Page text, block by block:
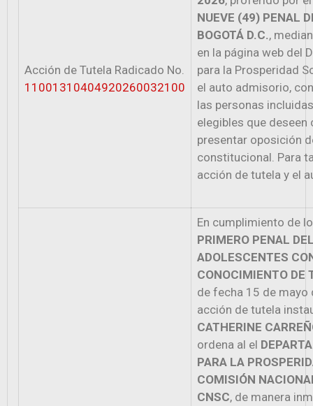
Acción de Tutela Radicado No.
11001310404920260032100
NUEVE (49) PENAL
BOGOTÁ D.C.,
en la página web del
para la Prosperidad
el auto admisorio,
las personas
elegibles que deseen
presentar oposición
constitucional. Para
acción de tutela y el
En cumplimiento de
PRIMERO PENAL
ADOLESCENTES
CONOCIMIENTO DE
de fecha 15 de mayo
acción de tutela
CATHERINE
ordena al el
PARA LA
COMISIÓN
CNSC, de manera